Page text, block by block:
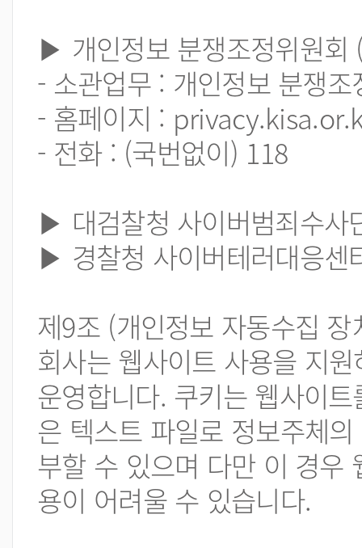
▶ 개인정보 분쟁조정위원회
- 소관업무 : 개인정보 분쟁
- 홈페이지 :
- 전화 : (국번없이) 118
▶ 대검찰청 사이버범죄수
▶ 경찰청 사이버테러대응
제9조 (개인정보 자동수집
회사는 웹사이트 사용을 지
운영합니다. 쿠키는 웹사이
은 텍스트 파일로 정보주체
부할 수 있으며 다만 이 경우
용이 어려울 수 있습니다.